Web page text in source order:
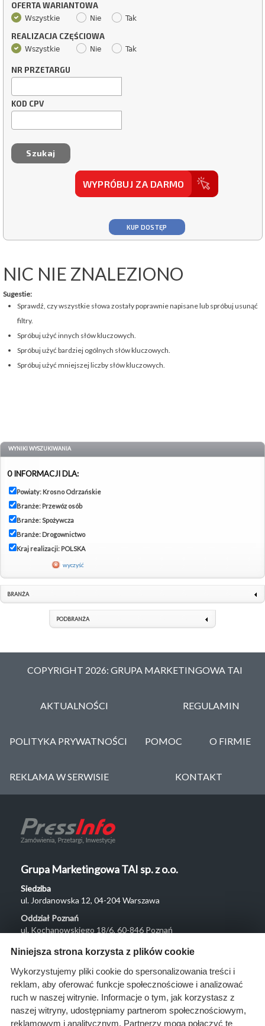
OFERTA WARIANTOWA
Wszystkie Nie Tak
REALIZACJA CZĘŚCIOWA
Wszystkie Nie Tak
NR PRZETARGU
KOD CPV
WYPRÓBUJ ZA DARMO
KUP DOSTĘP
NIC NIE ZNALEZIONO
Sugestie:
Sprawdź, czy wszystkie słowa zostały poprawnie napisane lub spróbuj usunąć
filtry.
Spróbuj użyć innych słów kluczowych.
Spróbuj użyć bardziej ogólnych słów kluczowych.
Spróbuj użyć mniejszej liczby słów kluczowych.
WYNIKI WYSZUKIWANIA
0 INFORMACJI DLA:
Powiaty: Krosno Odrzańskie
Branże: Przewóz osób
Branże: Spożywcza
Branże: Drogownictwo
Kraj realizacji: POLSKA
wyczyść
BRANŻA
PODBRANŻA
COPYRIGHT 2026: GRUPA MARKETINGOWA TAI
AKTUALNOŚCI REGULAMIN
POLITYKA PRYWATNOŚCI POMOC O FIRMIE
REKLAMA W SERWISIE KONTAKT
Grupa Marketingowa TAI sp. z o.o.
Siedziba
ul. Jordanowska 12, 04-204 Warszawa
Oddział Poznań
ul. Kochanowskiego 18/6, 60-846 Poznań
Menu
O nas
Rozwiązania
Monitoring
przetargów
Niniejsza strona korzysta z plików cookie
Wykorzystujemy pliki cookie do spersonalizowania treści i
reklam, aby oferować funkcje społecznościowe i analizować
ruch w naszej witrynie. Informacje o tym, jak korzystasz z
naszej witryny, udostępniamy partnerom społecznościowym,
reklamowym i analitycznym. Partnerzy mogą połączyć te